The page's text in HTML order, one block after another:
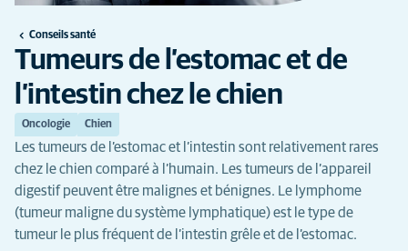
Conseils santé
Tumeurs de l’estomac et de
l’intestin chez le chien
Oncologie Chien
Les tumeurs de l’estomac et l’intestin sont relativement rares
chez le chien comparé à l’humain. Les tumeurs de l’appareil
digestif peuvent être malignes et bénignes. Le lymphome
(tumeur maligne du système lymphatique) est le type de
tumeur le plus fréquent de l’intestin grêle et de l’estomac.